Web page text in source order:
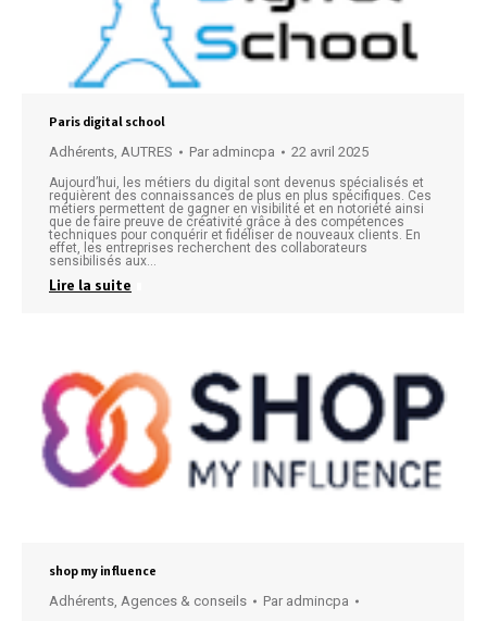
Paris digital school
Adhérents, AUTRES Par admincpa 22 avril 2025
Aujourd’hui, les métiers du digital sont devenus spécialisés et
requièrent des connaissances de plus en plus spécifiques. Ces
métiers permettent de gagner en visibilité et en notoriété ainsi
que de faire preuve de créativité grâce à des compétences
techniques pour conquérir et fidéliser de nouveaux clients. En
effet, les entreprises recherchent des collaborateurs
sensibilisés aux…
Lire la suite
shop my influence
Adhérents, Agences & conseils Par admincpa